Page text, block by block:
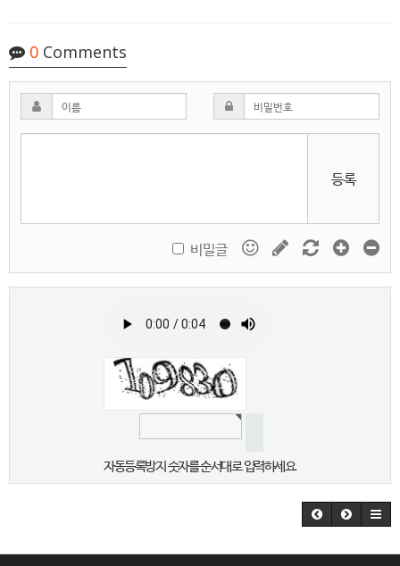
0 Comments
등록
비밀글
자동등록방지 숫자를 순서대로 입력하세요.